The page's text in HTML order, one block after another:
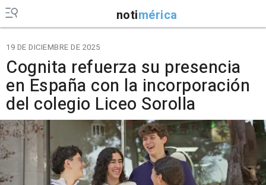
notimérica
19 DE DICIEMBRE DE 2025
Cognita refuerza su presencia
en España con la incorporación
del colegio Liceo Sorolla